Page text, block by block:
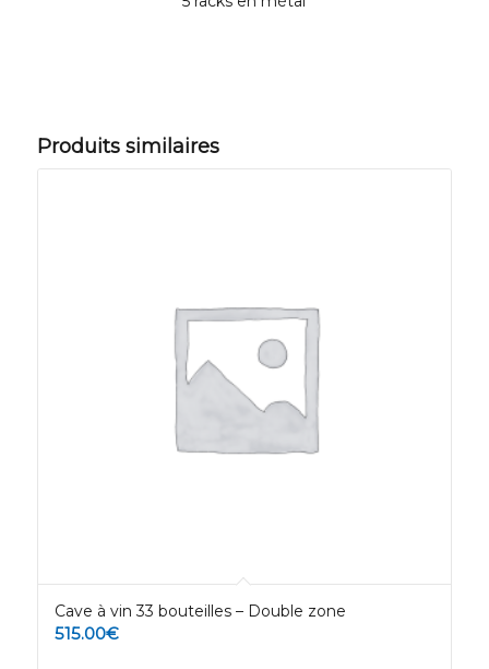
Produits similaires
Cave à vin 33 bouteilles – Double zone
515.00€